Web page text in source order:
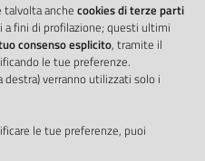
talvolta anche cookies di terze parti
fini di profilazione; questi ultimi
consenso esplicito, tramite il
le tue preferenze.
destra) verranno utilizzati solo i
le tue preferenze, puoi